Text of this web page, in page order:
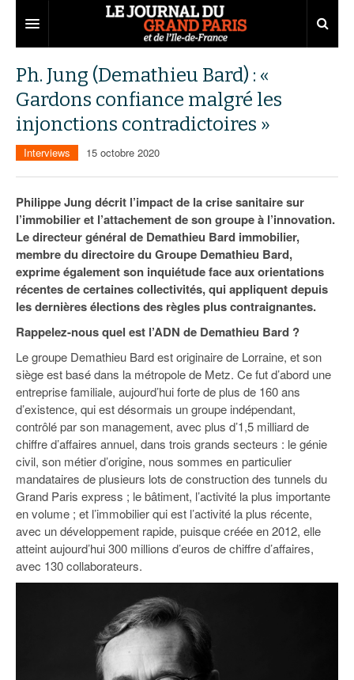
Grand Paris
Territoires
Aménagement
Collectivités
Services urbains
Entreprises
Développement économique
Attractivité
Innovation
Transport
Départements
77
78
91
93
94
95
Nominations
Portraits
Agenda
Les Assises du Grand Paris
Éditions précédentes
Le podcast
Ecouter les épisodes
Ph. Jung (Demathieu Bard) : «
Gardons confiance malgré les
injonctions contradictoires »
Interviews 15 octobre 2020
Philippe Jung décrit l’impact de la crise sanitaire sur
l’immobilier et l’attachement de son groupe à l’innovation.
Le directeur général de Demathieu Bard immobilier,
membre du directoire du Groupe Demathieu Bard,
exprime également son inquiétude face aux orientations
récentes de certaines collectivités, qui appliquent depuis
les dernières élections des règles plus contraignantes.
Rappelez-nous quel est l’ADN de Demathieu Bard ?
Le groupe Demathieu Bard est originaire de Lorraine, et son
siège est basé dans la métropole de Metz. Ce fut d’abord une
entreprise familiale, aujourd’hui forte de plus de 160 ans
d’existence, qui est désormais un groupe indépendant,
contrôlé par son management, avec plus d’1,5 milliard de
chiffre d’affaires annuel, dans trois grands secteurs : le génie
civil, son métier d’origine, nous sommes en particulier
mandataires de plusieurs lots de construction des tunnels du
Grand Paris express ; le bâtiment, l’activité la plus importante
en volume ; et l’immobilier qui est l’activité la plus récente,
avec un développement rapide, puisque créée en 2012, elle
atteint aujourd’hui 300 millions d’euros de chiffre d’affaires,
avec 130 collaborateurs.